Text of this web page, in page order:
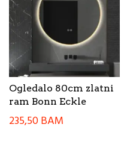
Ogledalo 80cm zlatni
ram Bonn Eckle
235,50BAM